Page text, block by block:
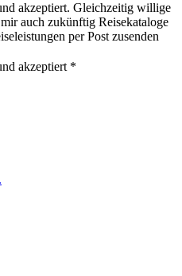
akzeptiert. Gleichzeitig willige
auch zukünftig Reisekataloge
per Post zusenden
akzeptiert *